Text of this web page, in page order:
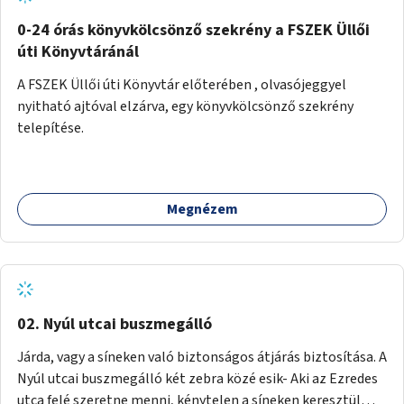
fenntartásához, évi 14-16 millió Ft-tal. A program hosszú
távú fenntarthatósága úgy lenne megvalósítható. hogy
részben "Támogató szolgálat" normatív támogatásából,
részben pedig a jelen pályázat által biztosított összegből.
A programban 8-10 szakember (gyógypedagógus,
pszichológus) működne közre. Fontos cél lenne, hogy
0-24 órás könyvkölcsönző szekrény a FSZEK Üllői
úti Könyvtáránál
A FSZEK Üllői úti Könyvtár előterében , olvasójeggyel
nyitható ajtóval elzárva, egy könyvkölcsönző szekrény
telepítése.
Megnézem
02. Nyúl utcai buszmegálló
Járda, vagy a síneken való biztonságos átjárás biztosítása. A
Nyúl utcai buszmegálló két zebra közé esik- Aki az Ezredes